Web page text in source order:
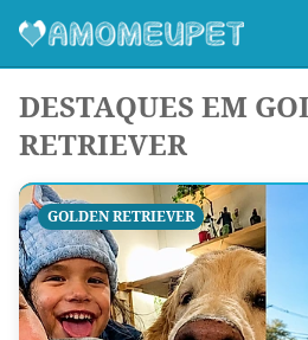
DESTAQUES EM
RETRIEVER
GOLDEN RETRIEVER